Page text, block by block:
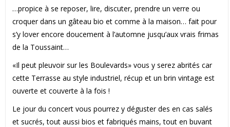
…propice à se reposer, lire, discuter, prendre un verre ou
croquer dans un gâteau bio et comme à la maison… fait pour
s’y lover encore doucement à l’automne jusqu’aux vrais frimas
de la Toussaint…
«Il peut pleuvoir sur les Boulevards» vous y serez abrités car
cette Terrasse au style industriel, récup et un brin vintage est
ouverte et couverte à la fois !
Le jour du concert vous pourrez y déguster des en cas salés
et sucrés, tout aussi bios et fabriqués mains, tout en buvant